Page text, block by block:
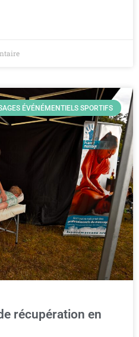
ÉVÉNÉMENTIELS SPORTIFS
récupération en